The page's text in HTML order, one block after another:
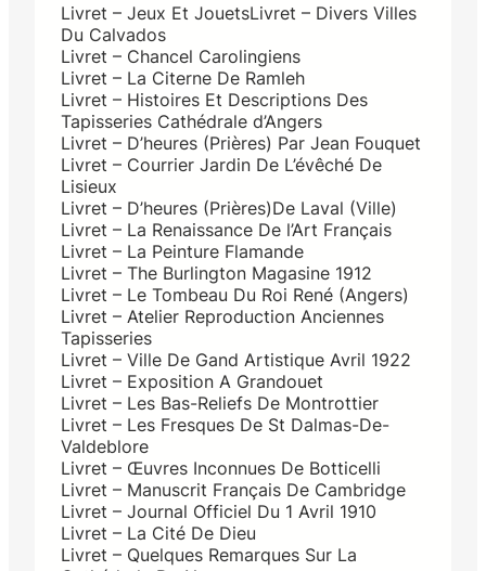
Livret – Jeux Et JouetsLivret – Divers Villes
Du Calvados
Livret – Chancel Carolingiens
Livret – La Citerne De Ramleh
Livret – Histoires Et Descriptions Des
Tapisseries Cathédrale d’Angers
Livret – D’heures (Prières) Par Jean Fouquet
Livret – Courrier Jardin De L’évêché De
Lisieux
Livret – D’heures (Prières)De Laval (Ville)
Livret – La Renaissance De l’Art Français
Livret – La Peinture Flamande
Livret – The Burlington Magasine 1912
Livret – Le Tombeau Du Roi René (Angers)
Livret – Atelier Reproduction Anciennes
Tapisseries
Livret – Ville De Gand Artistique Avril 1922
Livret – Exposition A Grandouet
Livret – Les Bas-Reliefs De Montrottier
Livret – Les Fresques De St Dalmas-De-
Valdeblore
Livret – Œuvres Inconnues De Botticelli
Livret – Manuscrit Français De Cambridge
Livret – Journal Officiel Du 1 Avril 1910
Livret – La Cité De Dieu
Livret – Quelques Remarques Sur La